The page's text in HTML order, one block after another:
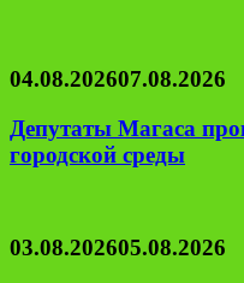
04.08.202607.08.2026
Депутаты Магаса
городской среды
03.08.202605.08.2026